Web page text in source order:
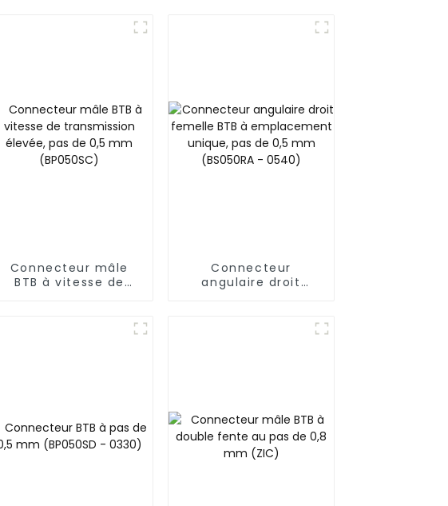
Connecteur mâle
BTB à vitesse de
Connecteur
angulaire droit